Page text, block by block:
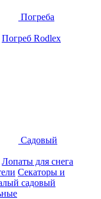
Погреба
Погреб Rodlex
Садовый
Лопаты для снега
Секаторы и
садовый